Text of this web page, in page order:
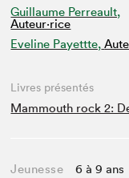
Guillaume Perreault,
Auteur·rice
Eveline Payettte,
Livres présentés
Mammouth rock 2:
Jeunesse 6 à 9 ans